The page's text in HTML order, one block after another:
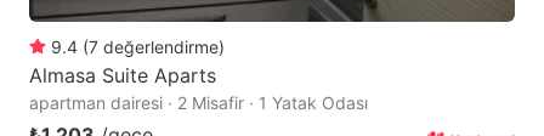
9.4 (7 değerlendirme)
Almasa Suite Aparts
apartman dairesi · 2 Misafir · 1 Yatak Odası